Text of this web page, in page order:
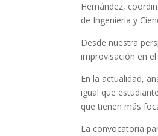
Hernández,
de Ingeniería y
Desde nuestra
improvisación en
En la actualidad,
igual que
que tienen más
La convocatoria